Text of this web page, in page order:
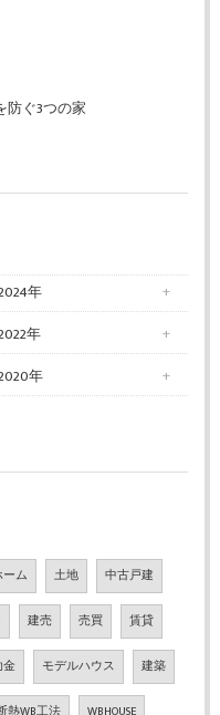
防ぐ3つの家
年
年
年
ム 土地 中古戸建
建売 売買 賃貸
金 モデルハウス 建築